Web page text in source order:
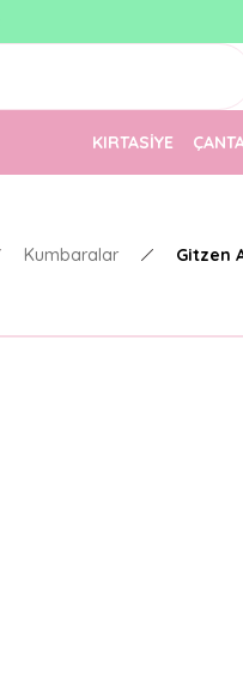
KIRTASİYE
Kumbaralar Gitzen